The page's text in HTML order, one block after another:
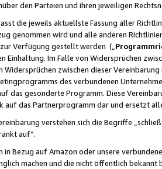
den Parteien und ihren jeweiligen
die jeweils aktuellste Fassung aller
genommen wird und alle anderen
Verfügung gestellt werden („
Einhaltung. Im Falle von Widersprüchen
Widersprüchen zwischen dieser
des verbundenen
das gesonderte Programm. Diese
auf das Partnerprogramm dar und ersetzt
verstehen sich die Begriffe
auf“.
Bezug auf Amazon oder unsere
machen und die nicht öffentlich